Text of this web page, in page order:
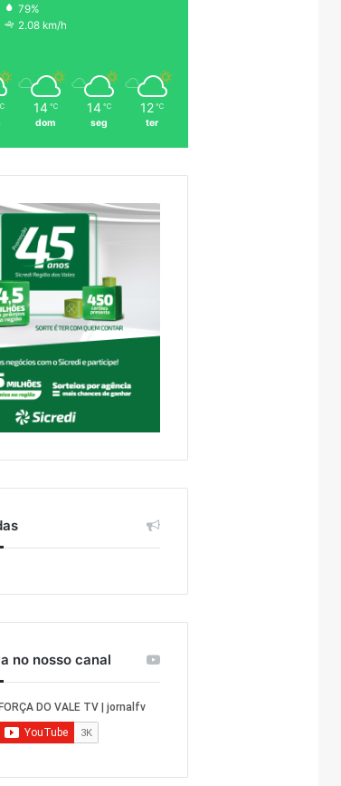
79%
2.08 km/h
14 ℃
dom
14 ℃
seg
12 ℃
ter
no nosso canal